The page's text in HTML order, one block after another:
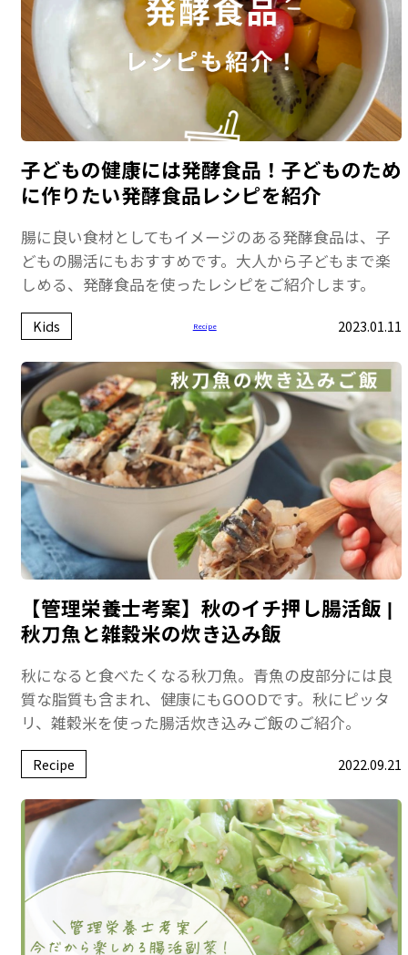
子どもの健康には発酵食品！子どものため
に作りたい発酵食品レシピを紹介
腸に良い食材としてもイメージのある発酵食品は、子
どもの腸活にもおすすめです。大人から子どもまで楽
しめる、発酵食品を使ったレシピをご紹介します。
Kids Recipe 2023.01.11
【管理栄養士考案】秋のイチ押し腸活飯 |
秋刀魚と雑穀米の炊き込み飯
秋になると食べたくなる秋刀魚。青魚の皮部分には良
質な脂質も含まれ、健康にもGOODです。秋にピッタ
リ、雑穀米を使った腸活炊き込みご飯のご紹介。
Recipe 2022.09.21